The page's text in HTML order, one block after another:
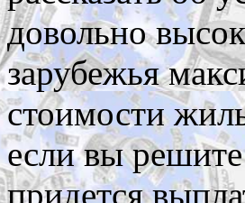
довольно
зарубежья
стоимости
если вы
придется